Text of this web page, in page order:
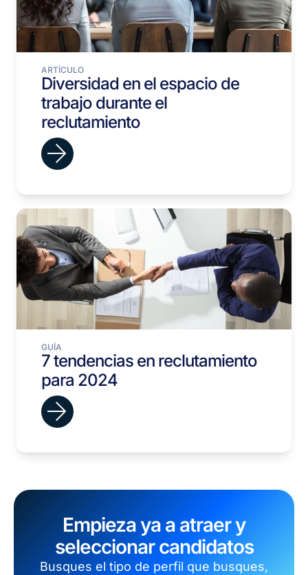
ARTÍCULO
Diversidad en el espacio de
trabajo durante el
reclutamiento
GUÍA
7 tendencias en reclutamiento
para 2024
Empieza ya a atraer y
seleccionar candidatos
Busques el tipo de perfil que busques,